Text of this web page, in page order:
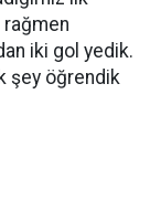
iki gol yedik.
şey öğrendik